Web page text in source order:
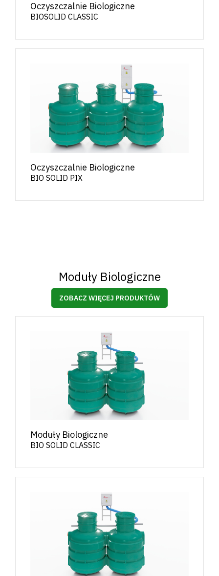
Oczyszczalnie Biologiczne
BIOSOLID CLASSIC
Oczyszczalnie Biologiczne
BIO SOLID PIX
Moduły Biologiczne
ZOBACZ WIĘCEJ PRODUKTÓW
Moduły Biologiczne
BIO SOLID CLASSIC